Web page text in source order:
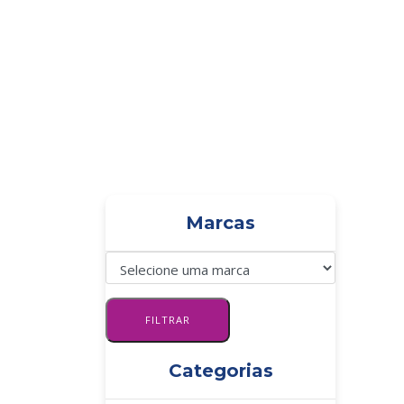
Marcas
Categorias